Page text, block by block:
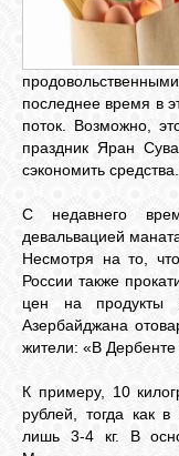
НАРОДЫ
БИБЛИОТЕКА
ФОРУМ
ГОСТЕВАЯ
ФОТО
последнее время в
поток. Возможно,
праздник Яран
сэкономить средства.
С недавнего
девальвацией
Несмотря на то,
России также
цен на продукты
Азербайджана
жители: «В
К примеру, 10
рублей, тогда как
лишь 3-4 кг. В